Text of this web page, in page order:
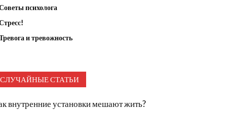
психолога
и тревожность
СЛУЧАЙНЫЕ СТАТЬИ
внутренние установки мешают жить?